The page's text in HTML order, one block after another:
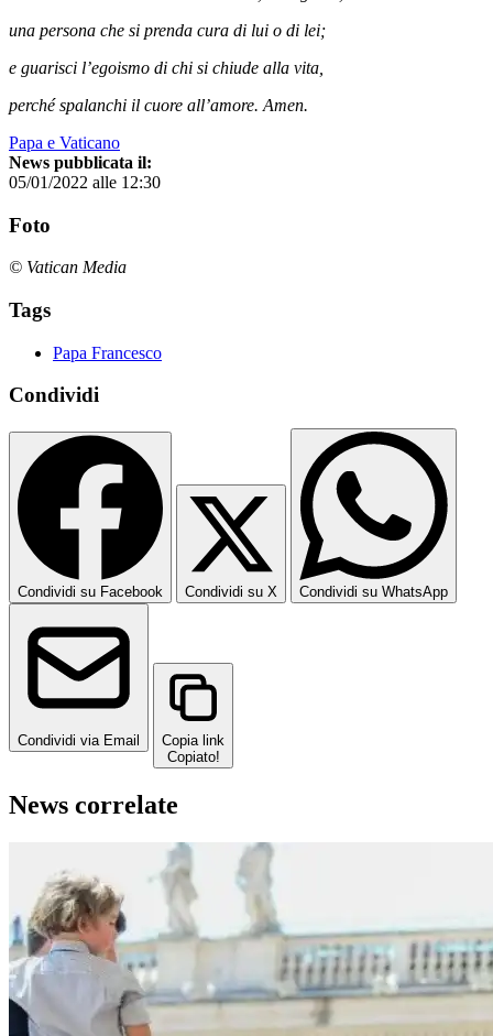
una persona che si prenda cura di lui o di lei;
e guarisci l’egoismo di chi si chiude alla vita,
perché spalanchi il cuore all’amore. Amen.
Papa e Vaticano
News pubblicata il:
05/01/2022 alle 12:30
Foto
© Vatican Media
Tags
Papa Francesco
Condividi
Condividi su Facebook Condividi su X Condividi su WhatsApp
Condividi via Email
Copia link
Copiato!
News correlate